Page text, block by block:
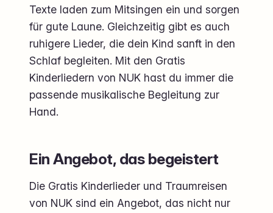
Texte laden zum Mitsingen ein und sorgen
für gute Laune. Gleichzeitig gibt es auch
ruhigere Lieder, die dein Kind sanft in den
Schlaf begleiten. Mit den Gratis
Kinderliedern von NUK hast du immer die
passende musikalische Begleitung zur
Hand.
Ein Angebot, das begeistert
Die Gratis Kinderlieder und Traumreisen
von NUK sind ein Angebot, das nicht nur